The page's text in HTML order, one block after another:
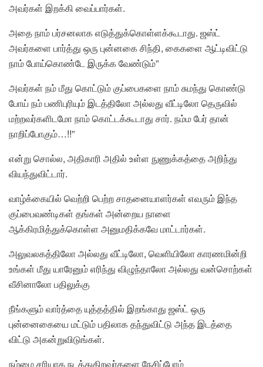
அவர்கள் இறக்கி வைப்பார்கள்.
அதை நாம் பர்சனலாக எடுத்துக்கொள்ளக்கூடாது. ஜஸ்ட்
அவர்களை பார்த்து ஒரு புன்னகை சிந்தி, கைகளை ஆட்டிவிட்டு
நாம் போய்கொண்டே இருக்க வேண்டும்”
அவர்கள் நம் மீது கொட்டும் குப்பைகளை நாம் சுமந்து கொண்டு
போய் நம் பணிபுரியும் இடத்திலோ அல்லது வீட்டிலோ தெருவில்
மற்றவர்களிடமோ நாம் கொட்டக்கூடாது சார். நம்ம பேர் தான்
நாறிப்போகும்…!!”
என்று சொல்ல, அதிகாரி அதில் உள்ள நுணுக்கத்தை அறிந்து
வியந்துவிட்டார்.
வாழ்க்கையில் வெற்றி பெற்ற சாதனையாளர்கள் எவரும் இந்த
குப்பைவண்டிகள் தங்கள் அன்றைய நாளை
ஆக்கிரமித்துக்கொள்ள அனுமதிக்கவே மாட்டார்கள்.
அலுவலகத்திலோ அல்லது வீட்டிலோ, வெளியிலோ காரணமின்றி
உங்கள் மீது யாரேனும் எரிந்து விழுந்தாலோ அல்லது வன்சொற்கள்
வீசினாலோ பதிலுக்கு
நீங்களும் வார்த்தை யுத்தத்தில் இறங்காது ஜஸ்ட் ஒரு
புன்னைகையை மட்டும் பதிலாக தந்துவிட்டு அந்த இடத்தை
விட்டு அகன்றுவிடுங்கள்.
நம்மை சரியாக நடத்துகிறவர்களை நேசிப்போம்